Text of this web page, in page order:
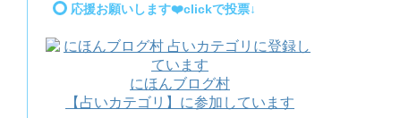
応援お願いします❤️clickで投票↓
にほんブログ村
【占いカテゴリ】に参加しています